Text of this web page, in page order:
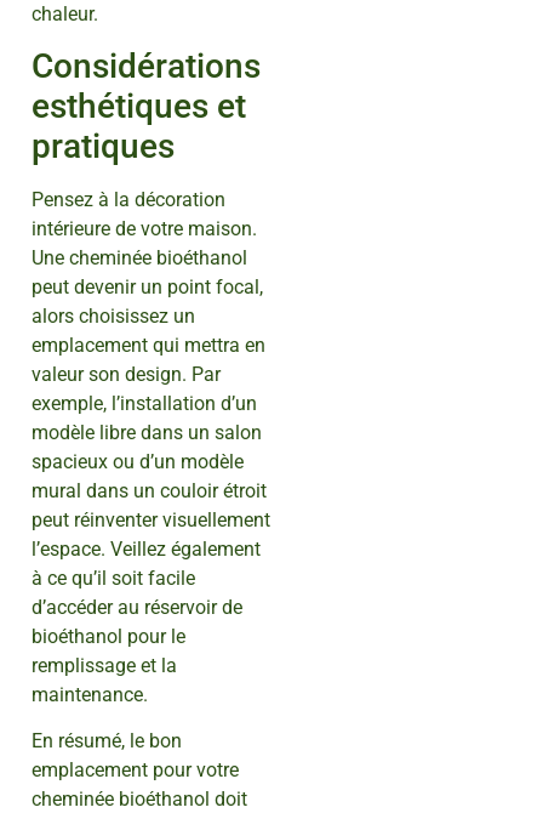
chaleur.
Considérations
esthétiques et
pratiques
Pensez à la décoration
intérieure de votre maison.
Une cheminée bioéthanol
peut devenir un point focal,
alors choisissez un
emplacement qui mettra en
valeur son design. Par
exemple, l’installation d’un
modèle libre dans un salon
spacieux ou d’un modèle
mural dans un couloir étroit
peut réinventer visuellement
l’espace. Veillez également
à ce qu’il soit facile
d’accéder au réservoir de
bioéthanol pour le
remplissage et la
maintenance.
En résumé, le bon
emplacement pour votre
cheminée bioéthanol doit